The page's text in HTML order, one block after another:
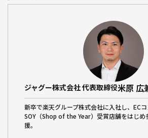
ジャグー株式会社 代表取締役米原 広
新卒で楽天グループ株式会社に入社し、EC
SOY（Shop of the Year）受賞店舗をはじめ
援。